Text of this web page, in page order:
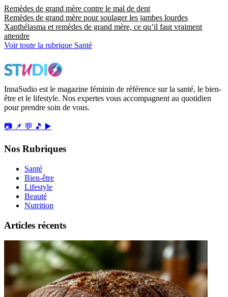
Remèdes de grand mère contre le mal de dent
Remèdes de grand mère pour soulager les jambes lourdes
Xanthélasma et remèdes de grand mère, ce qu’il faut vraiment
attendre
Voir toute la rubrique Santé
InnaSudio est le magazine féminin de référence sur la santé, le bien-
être et le lifestyle. Nos expertes vous accompagnent au quotidien
pour prendre soin de vous.
📷 📌 💬 🎵 ▶️
Nos Rubriques
Santé
Bien-être
Lifestyle
Beauté
Nutrition
Articles récents